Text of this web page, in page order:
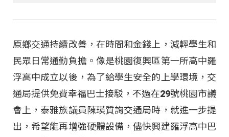
原鄉交通持續改善，在時間和金錢上，減輕學生和
民眾日常通勤負擔。像是桃園復興區第一所高中羅
浮高中成立以後，為了給學生安全的上學環境，交
通局提供免費幸福巴士接駁，不過在29號桃園市議
會上，泰雅族議員陳瑛質詢交通局時，就進一步提
出，希望能再增強硬體設備，儘快興建羅浮高中巴